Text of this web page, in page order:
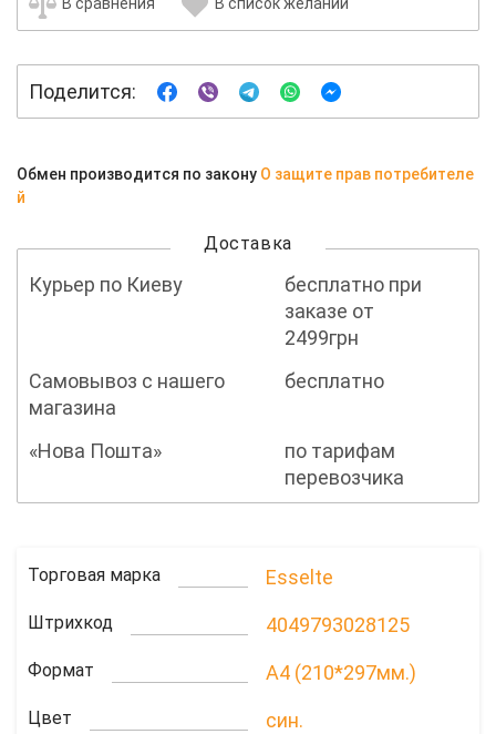
В сравнения В список желаний
Поделится:
Обмен производится по закону О защите прав потребителе
й
Доставка
Курьер по Киеву
бесплатно при
заказе от
2499грн
Самовывоз с нашего
магазина
бесплатно
«Нова Пошта»
по тарифам
перевозчика
Торговая марка Esselte
Штрихкод 4049793028125
Формат A4 (210*297мм.)
Цвет син.